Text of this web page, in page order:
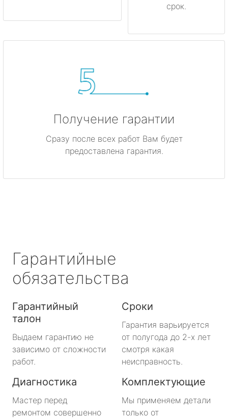
срок.
Получение гарантии
Сразу после всех работ Вам будет
предоставлена гарантия.
Гарантийные
обязательства
Гарантийный
талон
Выдаем гарантию не
зависимо от сложности
работ.
Сроки
Гарантия варьируется
от полугода до 2-х лет
смотря какая
неисправность.
Диагностика
Мастер перед
ремонтом совершенно
Комплектующие
Мы применяем детали
только от